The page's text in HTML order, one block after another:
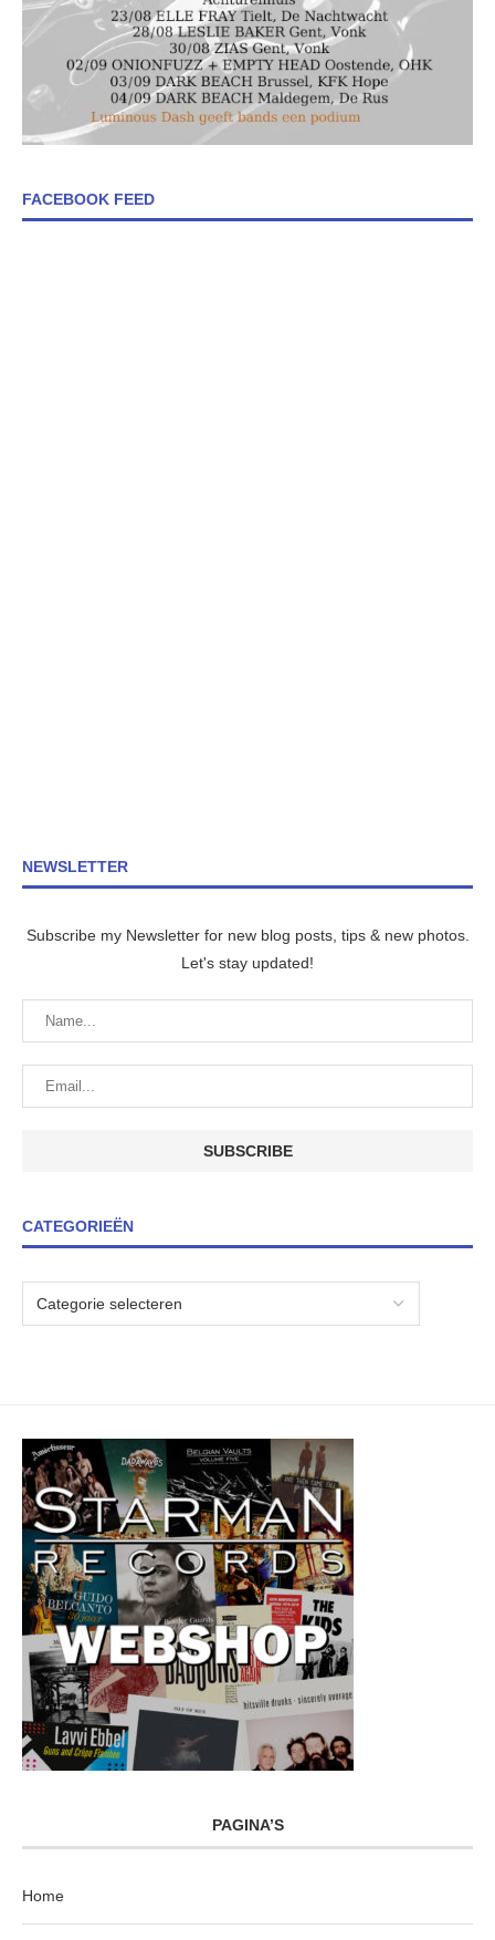
FACEBOOK FEED
NEWSLETTER
Subscribe my Newsletter for new blog posts, tips & new photos.
Let's stay updated!
CATEGORIEËN
PAGINA’S
Home